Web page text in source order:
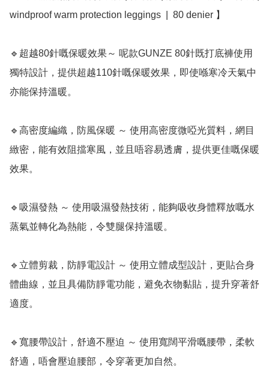
windproof warm protection leggings  |  80 denier 】
🔹超越80針嘅保暖效果～ 呢款GUNZE 80針既打底褲使用
獨特設計，提供超越110針嘅保暖效果，即使喺寒冷天氣中
亦能保持溫暖。
🔹高密度編織，防風保暖 ～ 使用高密度微啞光質料，網目
緻密，能有效阻擋寒風，並且唔容易透膚，提供更佳嘅保暖
效果。
🔹吸濕發熱 ～ 使用吸濕發熱技術，能夠吸收身體釋放嘅水
蒸氣並轉化為熱能，令雙腿保持溫暖。
🔹立體剪裁，防靜電設計 ～ 使用立體成型設計，更貼合身
體曲線，並且具備防靜電功能，避免衣物黏貼，提升穿著舒
適度。
🔹寬腰帶設計，舒適不壓迫 ～ 使用寬闊平滑嘅腰帶，柔軟
舒適，唔會壓迫腰部，令穿著更加自然。